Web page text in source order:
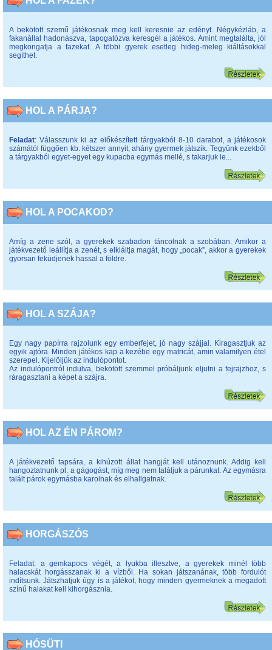
A bekötött szemű játékosnak meg kell keresnie az edényt. Négykézláb, a
fakanállal hadonászva, tapogatózva keresgél a játékos. Amint megtalálta, jól
megkongatja a fazekat. A többi gyerek esetleg hideg-meleg kiáltásokkal
segíthet.
HOL A PÁRJA?
Feladat: Válasszunk ki az előkészített tárgyakból 8-10 darabot, a játékosok
számától függően kb. kétszer annyit, ahány gyermek játszik. Tegyünk ezekből
a tárgyakból egyet-egyet egy kupacba egymás mellé, s takarjuk le...
HOL A POCAKOD?
Amíg a zene szól, a gyerekek szabadon táncolnak a szobában. Amikor a
játékvezető leállítja a zenét, s elkiáltja magát, hogy „pocak”, akkor a gyerekek
gyorsan feküdjenek hassal a földre.
HOL A SZÁJA?
Egy nagy papírra rajzolunk egy emberfejet, jó nagy szájjal. Kiragasztjuk az
egyik ajtóra. Minden játékos kap a kezébe egy matricát, amin valamilyen étel
szerepel. Kijelöljük az indulópontot.
Az indulópontról indulva, bekötött szemmel próbáljunk eljutni a fejrajzhoz, s
ráragasztani a képet a szájra.
HOL AZ ÉN PÁROM?
A játékvezető tapsára, a kihúzott állat hangját kell utánoznunk. Addig kell
hangoztatnunk pl. a gágogást, míg meg nem találjuk a párunkat. Az egymásra
talált párok egymásba karolnak és elhallgatnak.
HORGÁSZÓS
Feladat: a gemkapocs végét, a lyukba illesztve, a gyerekek minél több
halacskát horgásszanak ki a vízből. Ha sokan játszanának, több fordulót
indítsunk. Játszhatjuk úgy is a játékot, hogy minden gyermeknek a megadott
színű halakat kell kihorgásznia.
HÓSÜTI